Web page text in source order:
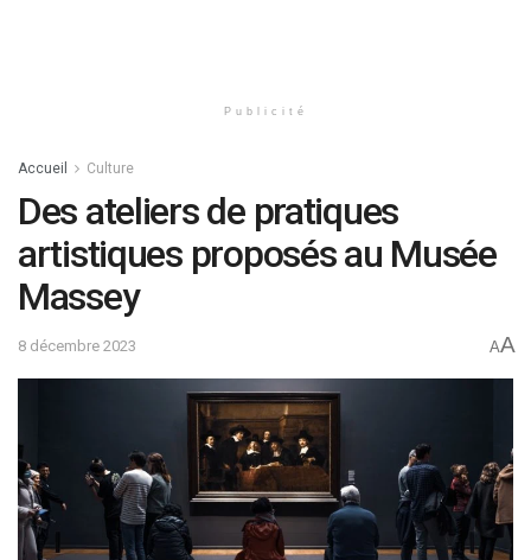
Publicité
Accueil Culture
Des ateliers de pratiques
artistiques proposés au Musée
Massey
8 décembre 2023 AA